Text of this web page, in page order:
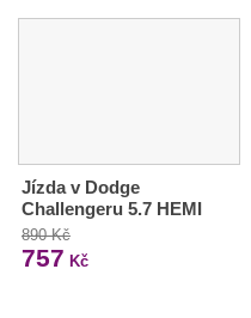
Jízda v Dodge
Challengeru 5.7 HEMI
890 Kč
757 Kč